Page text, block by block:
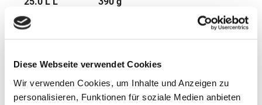
Diese Webseite verwendet Cookies
Wir verwenden Cookies, um Inhalte und Anzeigen zu
personalisieren, Funktionen für soziale Medien anbieten
Maße
Material